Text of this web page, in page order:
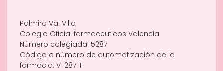
Palmira Val Villa
Colegio Oficial farmaceuticos Valencia
Número colegiada: 5287
Código o número de automatización de la
farmacia: V-287-F